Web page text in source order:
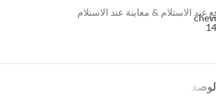
عند الاستلام & معاينة عند الاستلام